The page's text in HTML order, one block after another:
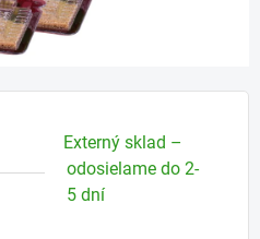
Externý sklad –
odosielame do 2-
5 dní